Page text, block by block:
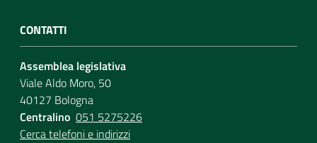
CONTATTI
Assemblea legislativa
Viale Aldo Moro, 50
40127 Bologna
Centralino 051 5275226
Cerca telefoni e indirizzi